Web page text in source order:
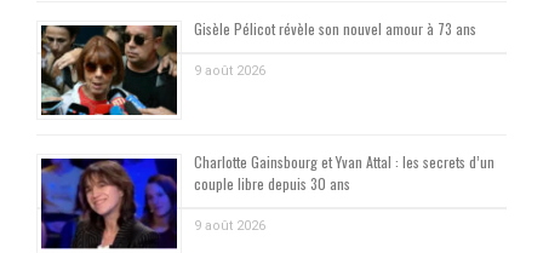
Gisèle Pélicot révèle son nouvel amour à 73 ans
9 août 2026
Charlotte Gainsbourg et Yvan Attal : les secrets d’un
couple libre depuis 30 ans
9 août 2026